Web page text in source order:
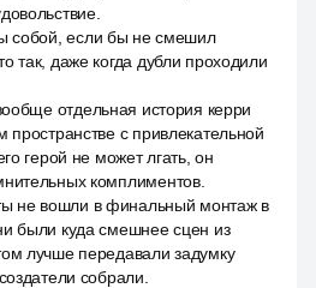
собой, если бы не смешил
так, даже когда дубли проходили
отдельная история керри
пространстве с привлекательной
герой не может лгать, он
комплиментов.
не вошли в финальный монтаж в
были куда смешнее сцен из
лучше передавали задумку
собрали.